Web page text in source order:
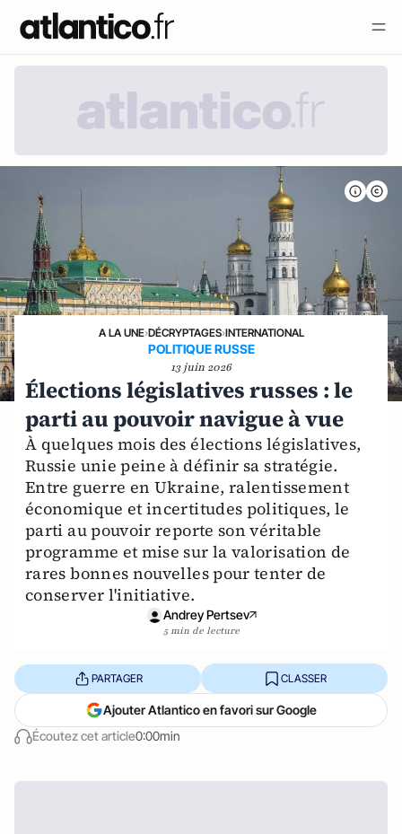
A LA UNE›DÉCRYPTAGES›INTERNATIONAL
POLITIQUE RUSSE
13 juin 2026
Élections législatives russes : le
parti au pouvoir navigue à vue
À quelques mois des élections législatives,
Russie unie peine à définir sa stratégie.
Entre guerre en Ukraine, ralentissement
économique et incertitudes politiques, le
parti au pouvoir reporte son véritable
programme et mise sur la valorisation de
rares bonnes nouvelles pour tenter de
conserver l'initiative.
Andrey Pertsev
5 min de lecture
Écoutez cet article0:00min
PARTAGER CLASSER
Ajouter Atlantico en favori sur Google